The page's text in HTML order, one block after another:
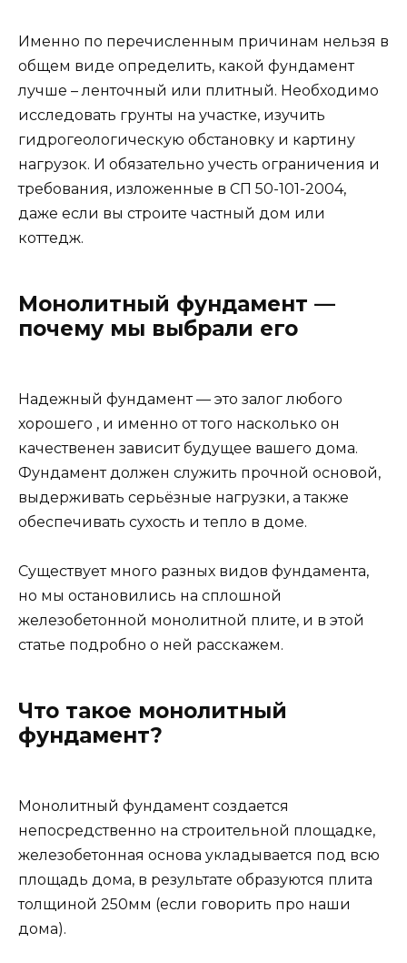
Именно по перечисленным причинам нельзя в
общем виде определить, какой фундамент
лучше – ленточный или плитный. Необходимо
исследовать грунты на участке, изучить
гидрогеологическую обстановку и картину
нагрузок. И обязательно учесть ограничения и
требования, изложенные в СП 50-101-2004,
даже если вы строите частный дом или
коттедж.
Монолитный фундамент —
почему мы выбрали его
Надежный фундамент — это залог любого
хорошего , и именно от того насколько он
качественен зависит будущее вашего дома.
Фундамент должен служить прочной основой,
выдерживать серьёзные нагрузки, а также
обеспечивать сухость и тепло в доме.
Существует много разных видов фундамента,
но мы остановились на сплошной
железобетонной монолитной плите, и в этой
статье подробно о ней расскажем.
Что такое монолитный
фундамент?
Монолитный фундамент создается
непосредственно на строительной площадке,
железобетонная основа укладывается под всю
площадь дома, в результате образуются плита
толщиной 250мм (если говорить про наши
дома).